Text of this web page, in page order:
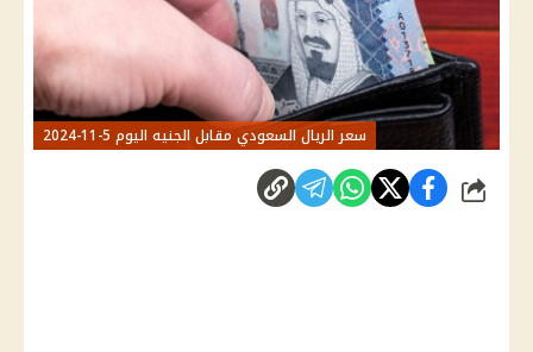
سعر الريال السعودي مقابل الجنيه اليوم 5-11-2024
شارك